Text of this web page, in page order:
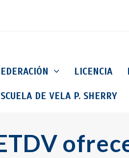
LICENCIA
DE VELA P. SHERRY